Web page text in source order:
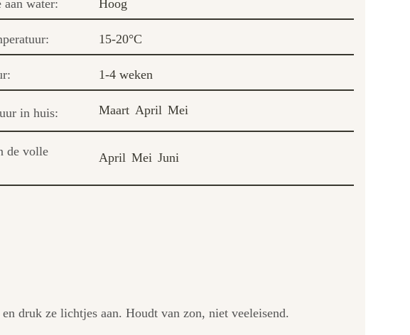
aan water: Hoog
15-20°C
1-4 weken
in huis: Maart April Mei
de volle
April Mei Juni
druk ze lichtjes aan. Houdt van zon, niet veeleisend.